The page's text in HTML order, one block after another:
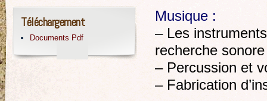
Musique :
– Les
recherche sonore
– Percussion et
– Fabrication
Téléchargement
Documents Pdf